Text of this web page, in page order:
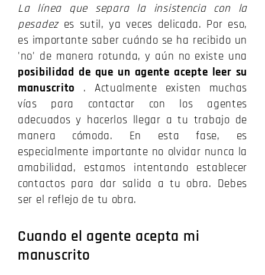
La línea que separa la insistencia con la
pesadezes sutil, ya veces delicada. Por eso,
es importante saber cuándo se ha recibido un
'no' de manera rotunda, y aún no existe una
posibilidad de que un agente acepte leer su
manuscrito . Actualmente existen muchas
vías para contactar con los agentes
adecuados y hacerlos llegar a tu trabajo de
manera cómoda. En esta fase, es
especialmente importante no olvidar nunca la
amabilidad, estamos intentando establecer
contactos para dar salida a tu obra. Debes
ser el reflejo de tu obra.
Cuando el agente acepta mi
manuscrito